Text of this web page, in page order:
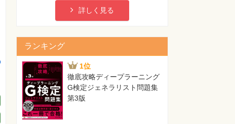
詳しく見る
ランキング
1位
徹底攻略ディープラーニング
G検定ジェネラリスト問題集
第3版